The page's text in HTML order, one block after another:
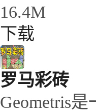
16.4M
下载
罗马彩砖
Geometris